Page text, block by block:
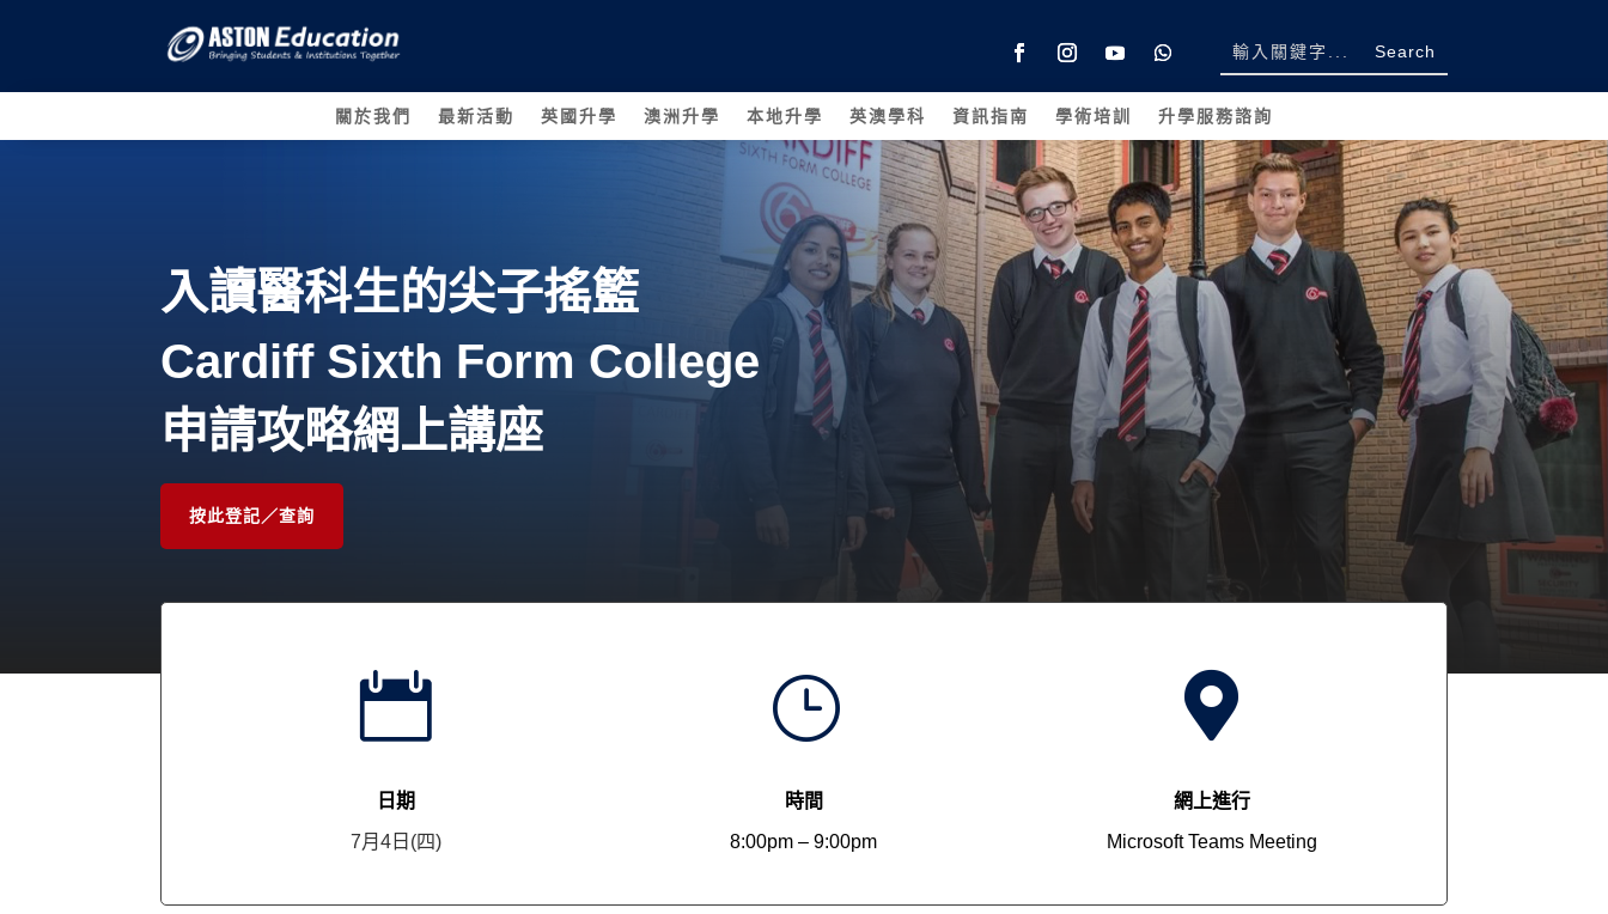
關於我們 最新活動 英國升學 澳洲升學 本地升學 英澳學科 資訊指南 學術培訓 升學服務諮詢
入讀醫科生的尖子搖籃
Cardiff Sixth Form College
申請攻略網上講座
按此登記／查詢

日期
7月4日(四)
}
時間
8:00pm – 9:00pm

網上進行
Microsoft Teams Meeting